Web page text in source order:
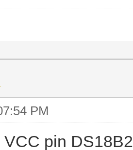
PM
VCC pin